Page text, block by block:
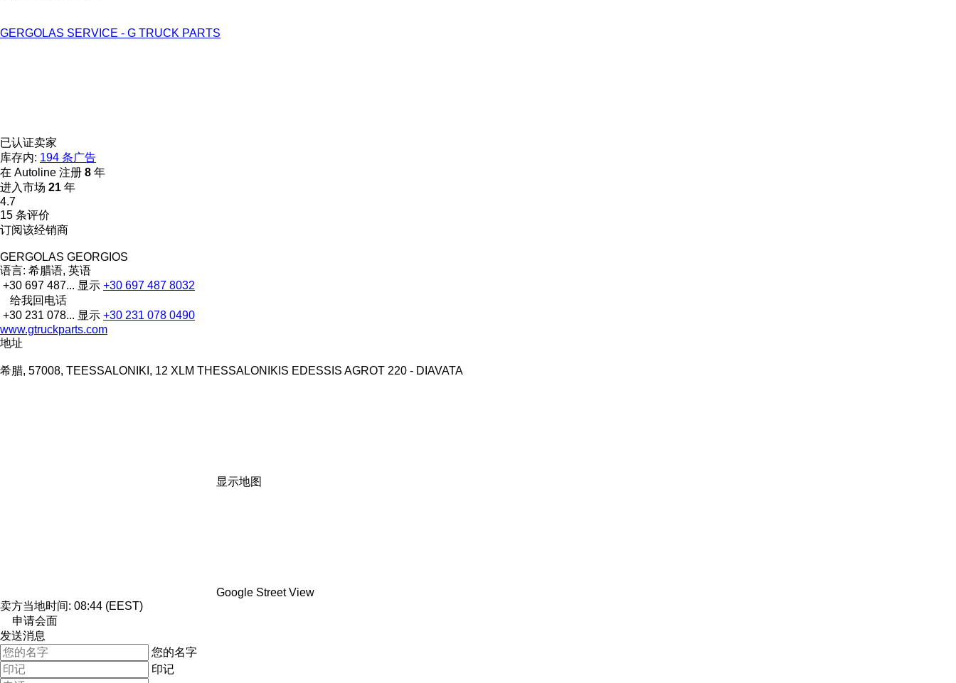
GERGOLAS SERVICE - G TRUCK PARTS
已认证卖家
库存内: 194 条广告
在 Autoline 注册 8 年
进入市场 21 年
4.7
15 条评价
订阅该经销商
GERGOLAS GEORGIOS
语言: 希腊语, 英语
+30 697 487... 显示 +30 697 487 8032
给我回电话
+30 231 078... 显示 +30 231 078 0490
www.gtruckparts.com
地址
希腊, 57008, TEESSALONIKI, 12 XLM THESSALONIKIS EDESSIS AGROT 220 - DIAVATA
显示地图
Google Street View
卖方当地时间: 08:44 (EEST)
申请会面
发送消息
您的名字
印记